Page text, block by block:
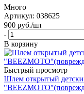
Много
Артикул: 038625
900 руб./шт
-
В корзину
Быстрый просмотр
Шлем открытый